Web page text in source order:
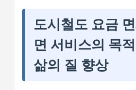
도시철도 요금
면 서비스의 목
삶의 질 향상